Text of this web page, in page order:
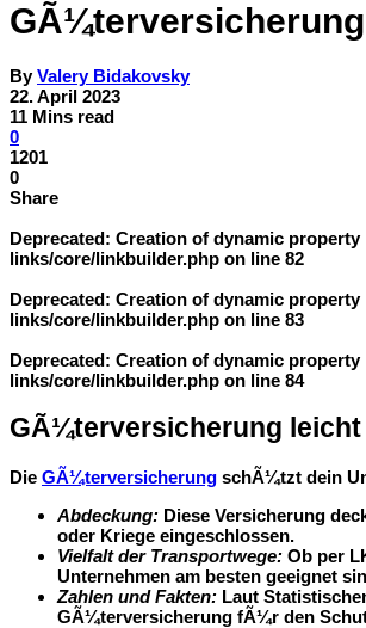
ByValery Bidakovsky
22. April 2023
11 Mins read
0
1201
0
Share
Deprecated: Creation of dynamic
links/core/linkbuilder.php on line 82
Deprecated: Creation of dynamic
links/core/linkbuilder.php on line 83
Deprecated: Creation of dynamic
links/core/linkbuilder.php on line 84
GÃ¼terversicherung
Die GÃ¼terversicherung schÃ¼tzt dein
Abdeckung: Diese Versicherung
oder Kriege eingeschlossen.
Vielfalt der Transportwege: Ob per
Unternehmen am besten geeignet
Zahlen und Fakten: Laut
GÃ¼terversicherung fÃ¼r den